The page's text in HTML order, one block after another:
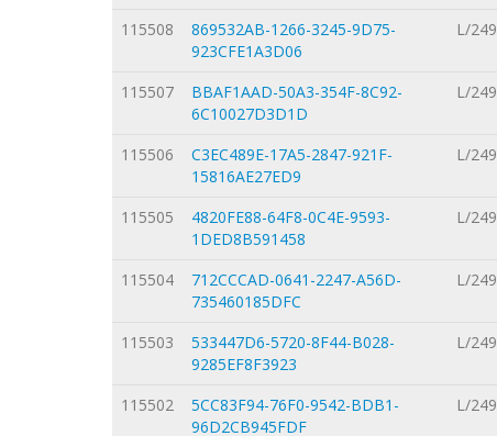
115508
869532AB-1266-3245-9D75-
923CFE1A3D06
L/249
115507
BBAF1AAD-50A3-354F-8C92-
6C10027D3D1D
L/249
115506
C3EC489E-17A5-2847-921F-
15816AE27ED9
L/249
115505
4820FE88-64F8-0C4E-9593-
1DED8B591458
L/249
115504
712CCCAD-0641-2247-A56D-
735460185DFC
L/249
115503
533447D6-5720-8F44-B028-
9285EF8F3923
L/249
115502
5CC83F94-76F0-9542-BDB1-
96D2CB945FDF
L/249